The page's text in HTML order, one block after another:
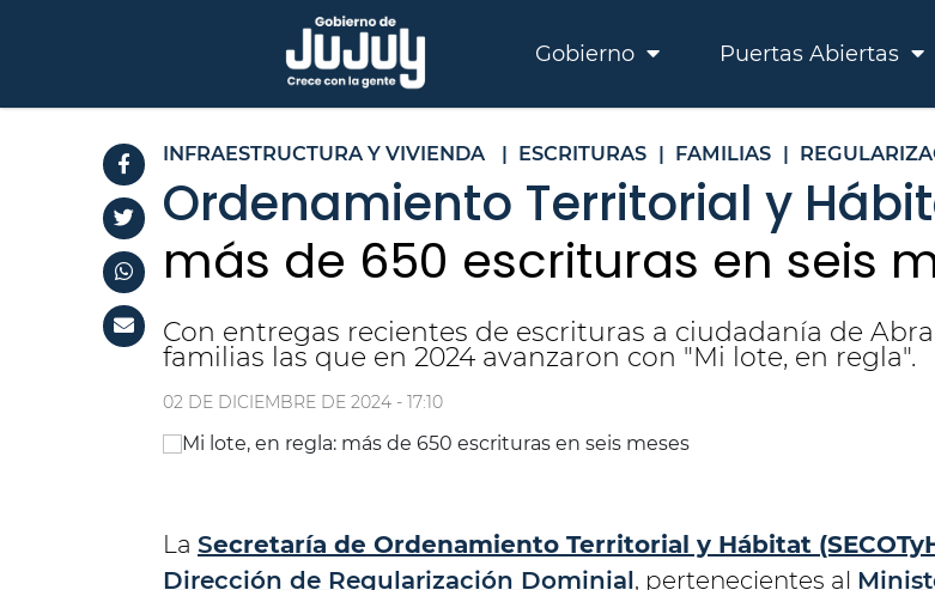
Gobierno Puertas Abiertas
INFRAESTRUCTURA Y VIVIENDA | ESCRITURAS | FAMILIAS |
Ordenamiento Territorial y
más de 650 escrituras en seis
Con entregas recientes de escrituras a ciudadanía de
familias las que en 2024 avanzaron con "Mi lote, en regla".
02 DE DICIEMBRE DE 2024 - 17:10
La Secretaría de Ordenamiento Territorial y Hábitat
Dirección de Regularización Dominial, pertenecientes al